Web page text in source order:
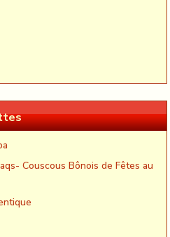
Couscous Bônois de Fêtes au